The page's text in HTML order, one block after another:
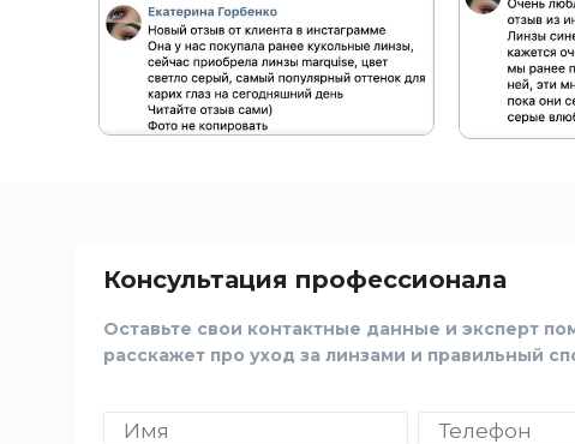
Консультация профессионала
Оставьте свои контактные данные и эксперт
расскажет про уход за линзами и правильный